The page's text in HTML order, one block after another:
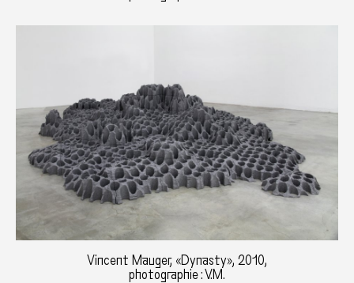
Vincent Mauger, «Dynasty», 2010,
photographie : V.M.